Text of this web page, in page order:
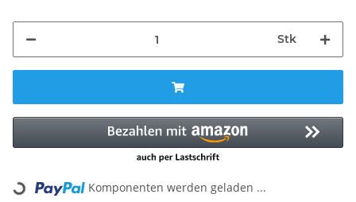
Stk
Loading... Komponenten werden geladen ...